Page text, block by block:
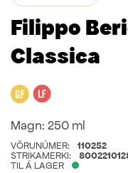
Filippo
Classica
Glútenfrítt
Magn: 250 ml
VÖRUNÚMER:
110252
STRIKAMERKI:
TIL Á LAGER